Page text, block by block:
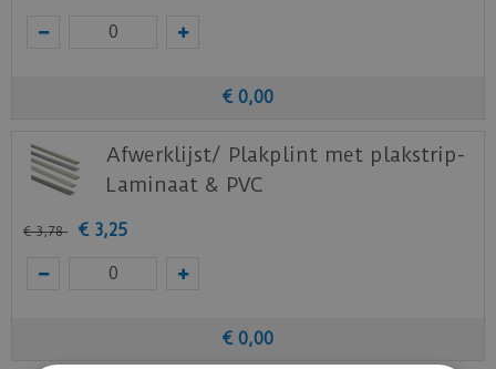
€ 0,00
Afwerklijst/ Plakplint met plakstrip-
Laminaat & PVC
€ 3,78 € 3,25
€ 0,00